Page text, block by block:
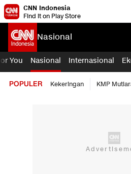
CNN Indonesia
Find it on Play Store
Nasional
You Nasional Internasional
POPULER Kekeringan KMP